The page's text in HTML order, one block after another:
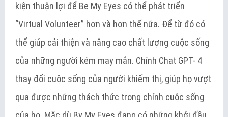
kiện thuận lợi để Be My Eyes có thể phát triển
“Virtual Volunteer” hơn và hơn thế nữa. Để từ đó có
thể giúp cải thiện và nâng cao chất lượng cuộc sống
của những người kém may mắn. Chính Chat GPT- 4
thay đổi cuộc sống của người khiếm thị, giúp họ vượt
qua được những thách thức trong chính cuộc sống